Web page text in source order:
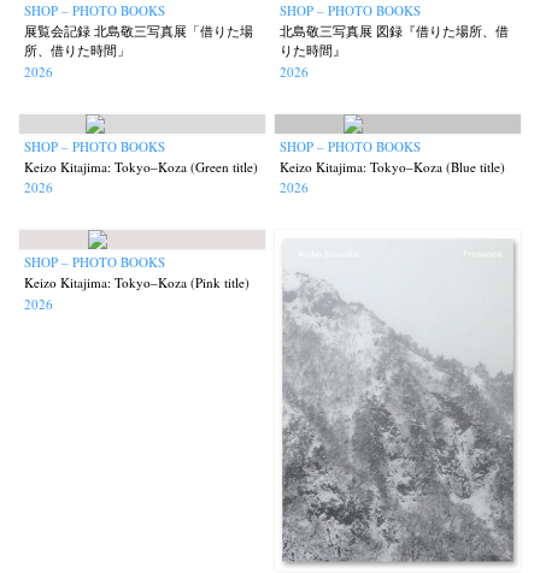
SHOP – PHOTO BOOKS
展覧会記録 北島敬三写真展「借りた場
所、借りた時間」
2026
SHOP – PHOTO BOOKS
北島敬三写真展 図録『借りた場所、借
りた時間』
2026
SHOP – PHOTO BOOKS
Keizo Kitajima: Tokyo–Koza (Green title)
2026
SHOP – PHOTO BOOKS
Keizo Kitajima: Tokyo–Koza (Blue title)
2026
SHOP – PHOTO BOOKS
Keizo Kitajima: Tokyo–Koza (Pink title)
2026